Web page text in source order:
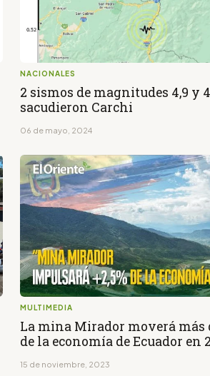
NACIONALES
2 sismos de magnitudes 4,9 y
sacudieron Carchi
06 de mayo, 2024
MULTIMEDIA
La mina Mirador moverá más
de la economía de Ecuador en
15 de noviembre, 2023